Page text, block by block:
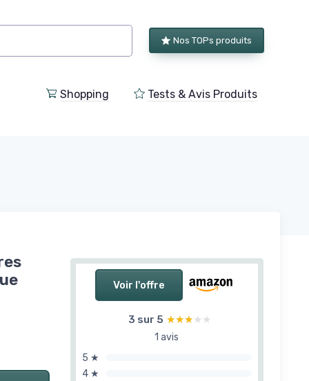
Nos TOPs produits
Shopping Tests & Avis Produits
Voir l'offre
3 sur 5 ★★★★★
★★★★★
1 avis
5 ★
4 ★